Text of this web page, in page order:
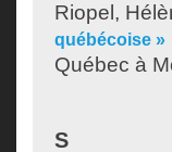
Riopel,
québécoise »
Québec à
S